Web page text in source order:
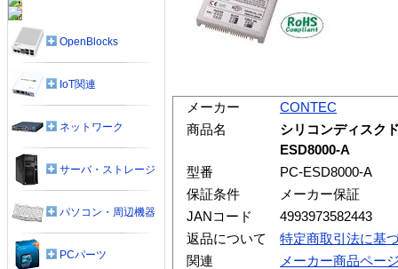
メーカー
CONTEC
商品名
シリコンディスク
ESD8000-A
型番
PC-ESD8000-A
保証条件
メーカー保証
JANコード
4993973582443
返品について
特定商取引法に基
関連
メーカー商品ペー
OpenBlocks
IoT関連
ネットワーク
サーバ・ストレージ
パソコン・周辺機器
PCパーツ